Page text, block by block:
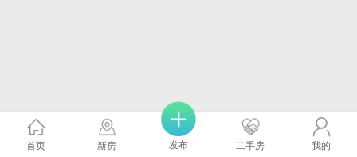
首页 新房 发布 二手房 我的